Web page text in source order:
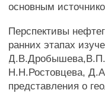
основным
Перспективы
ранних этапах
Н.Н.Ростовцева,
представления о